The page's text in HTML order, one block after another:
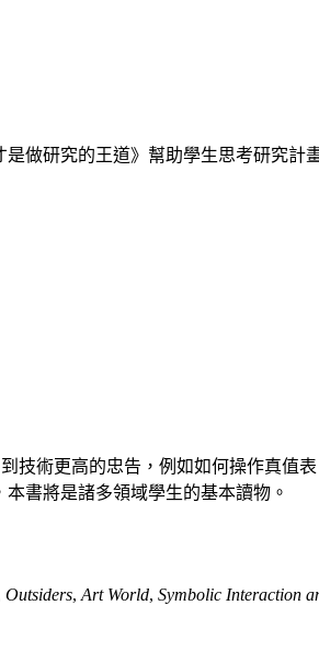
做研究的王道》幫助學生思考研究
技術更高的忠告，例如如何操作真值
書將是諸多領域學生的基本讀物。
Outsiders, Art World, Symbolic Interaction